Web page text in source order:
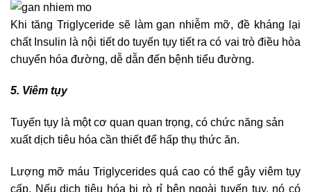
Khi tăng Triglyceride sẽ làm gan nhiễm mỡ, đề kháng lại
chất Insulin là nội tiết do tuyến tụy tiết ra có vai trò điều hòa
chuyển hóa đường, dễ dẫn đến bệnh tiểu đường.
5. Viêm tụy
Tuyến tụy là một cơ quan quan trọng, có chức năng sản
xuất dịch tiêu hóa cần thiết để hấp thụ thức ăn.
Lượng mỡ máu Triglycerides quá cao có thể gây viêm tụy
cấp. Nếu dịch tiêu hóa bị rò rỉ bên ngoài tuyến tụy, nó có